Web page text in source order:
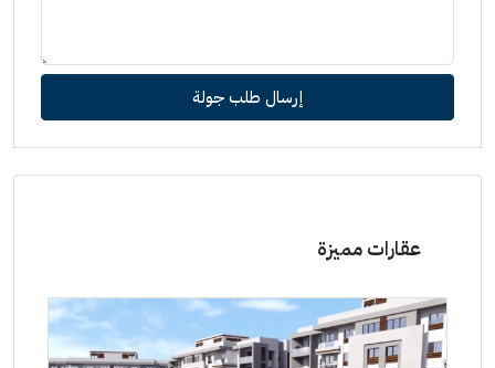
إرسال طلب جولة
عقارات مميزة